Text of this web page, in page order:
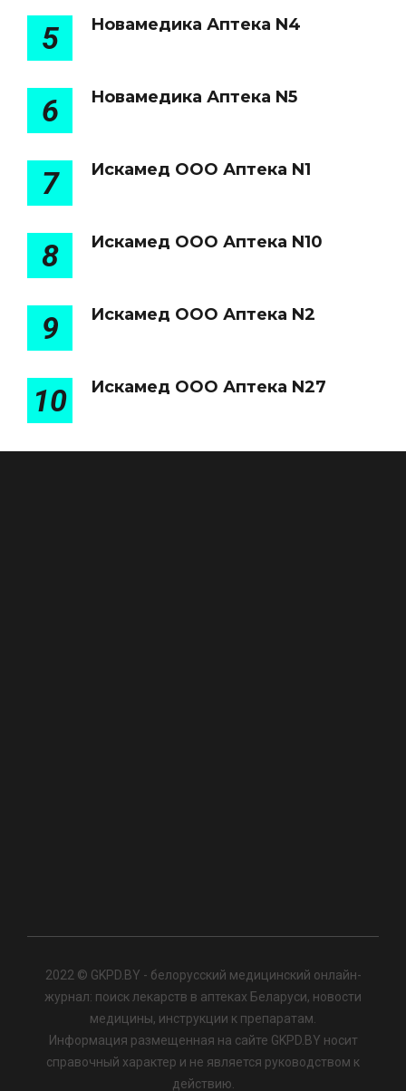
5 Новамедика Аптека N4
6 Новамедика Аптека N5
7 Искамед ООО Аптека N1
8 Искамед ООО Аптека N10
9 Искамед ООО Аптека N2
10 Искамед ООО Аптека N27
2022 © GKPD.BY - белорусский медицинский онлайн-
журнал: поиск лекарств в аптеках Беларуси, новости
медицины, инструкции к препаратам.
Информация размещенная на сайте GKPD.BY носит
справочный характер и не является руководством к
действию.